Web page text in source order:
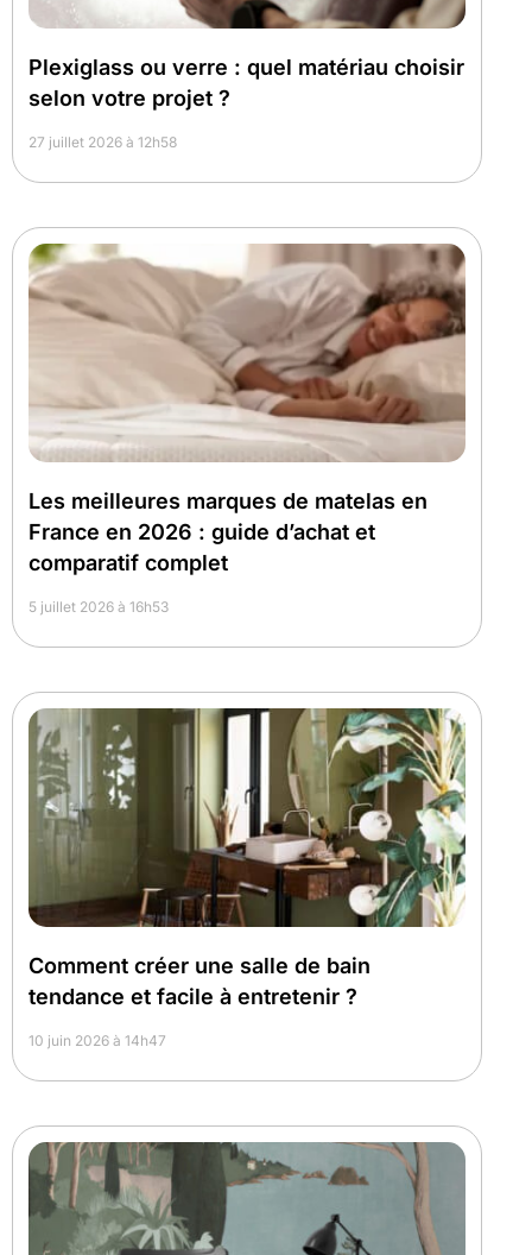
Plexiglass ou verre : quel matériau choisir
selon votre projet ?
27 juillet 2026 à 12h58
Les meilleures marques de matelas en
France en 2026 : guide d’achat et
comparatif complet
5 juillet 2026 à 16h53
Comment créer une salle de bain
tendance et facile à entretenir ?
10 juin 2026 à 14h47